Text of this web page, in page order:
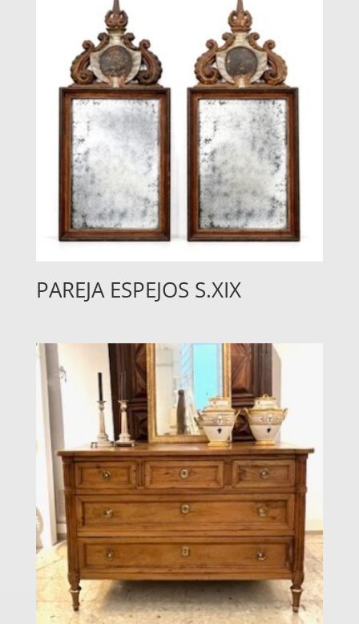
PAREJA ESPEJOS S.XIX